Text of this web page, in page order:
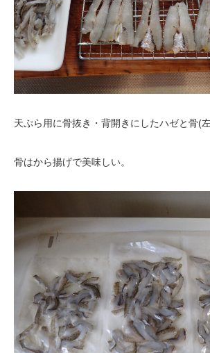
天ぷら用に骨抜き・背開きにしたハゼと骨(
骨はから揚げで美味しい。